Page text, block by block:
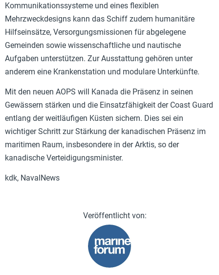
Kommunikationssysteme und eines flexiblen
Mehrzweckdesigns kann das Schiff zudem humanitäre
Hilfseinsätze, Versorgungsmissionen für abgelegene
Gemeinden sowie wissenschaftliche und nautische
Aufgaben unterstützen. Zur Ausstattung gehören unter
anderem eine Krankenstation und modulare Unterkünfte.
Mit den neuen AOPS will Kanada die Präsenz in seinen
Gewässern stärken und die Einsatzfähigkeit der Coast Guard
entlang der weitläufigen Küsten sichern. Dies sei ein
wichtiger Schritt zur Stärkung der kanadischen Präsenz im
maritimen Raum, insbesondere in der Arktis, so der
kanadische Verteidigungsminister.
kdk, NavalNews